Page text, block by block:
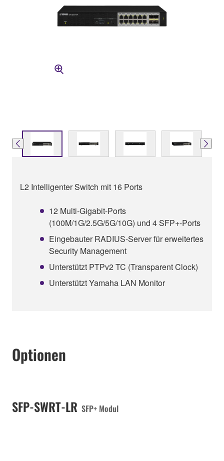
L2 Intelligenter Switch mit 16 Ports
12 Multi-Gigabit-Ports
(100M/1G/2.5G/5G/10G) und 4 SFP+-Ports
Eingebauter RADIUS-Server für erweitertes
Security Management
Unterstützt PTPv2 TC (Transparent Clock)
Unterstützt Yamaha LAN Monitor
Optionen
SFP-SWRT-LR SFP+ Modul